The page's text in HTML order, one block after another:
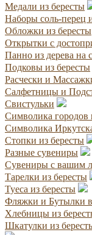
Медали из бересты
Наборы соль-перец
Обложки из бересты
Открытки с
Панно из дерева на
Подковы из бересты
Расчески и
Салфетницы и
Свистульки
Символика городов
Символика
Стопки из бересты
Разные сувениры
Сувениры с вашим
Тарелки из бересты
Туеса из бересты
Фляжки и Бутылки в
Хлебницы из
Шкатулки из